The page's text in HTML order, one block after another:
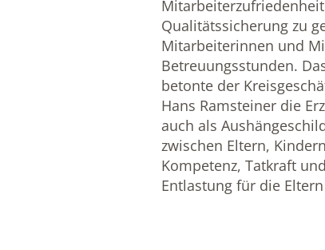
Qualitätssicherung zu
Mitarbeiterinnen und
Betreuungsstunden.
betonte der
Hans Ramsteiner die
auch als
zwischen Eltern,
Kompetenz, Tatkraft
Entlastung für die